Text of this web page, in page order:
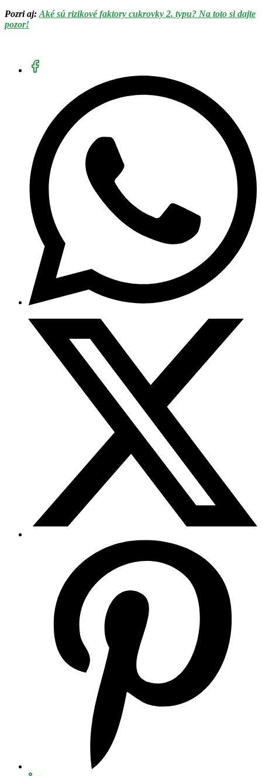
Pozri aj: Aké sú rizikové faktory cukrovky 2. typu? Na toto si dajte
pozor!